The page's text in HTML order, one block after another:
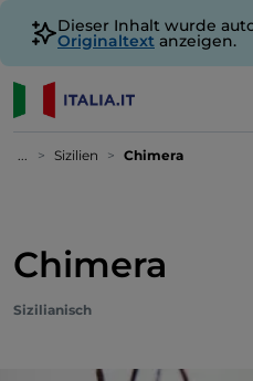
Dieser Inhalt wurde
Originaltext anzeigen.
... Sizilien Chimera
Chimera
Sizilianisch